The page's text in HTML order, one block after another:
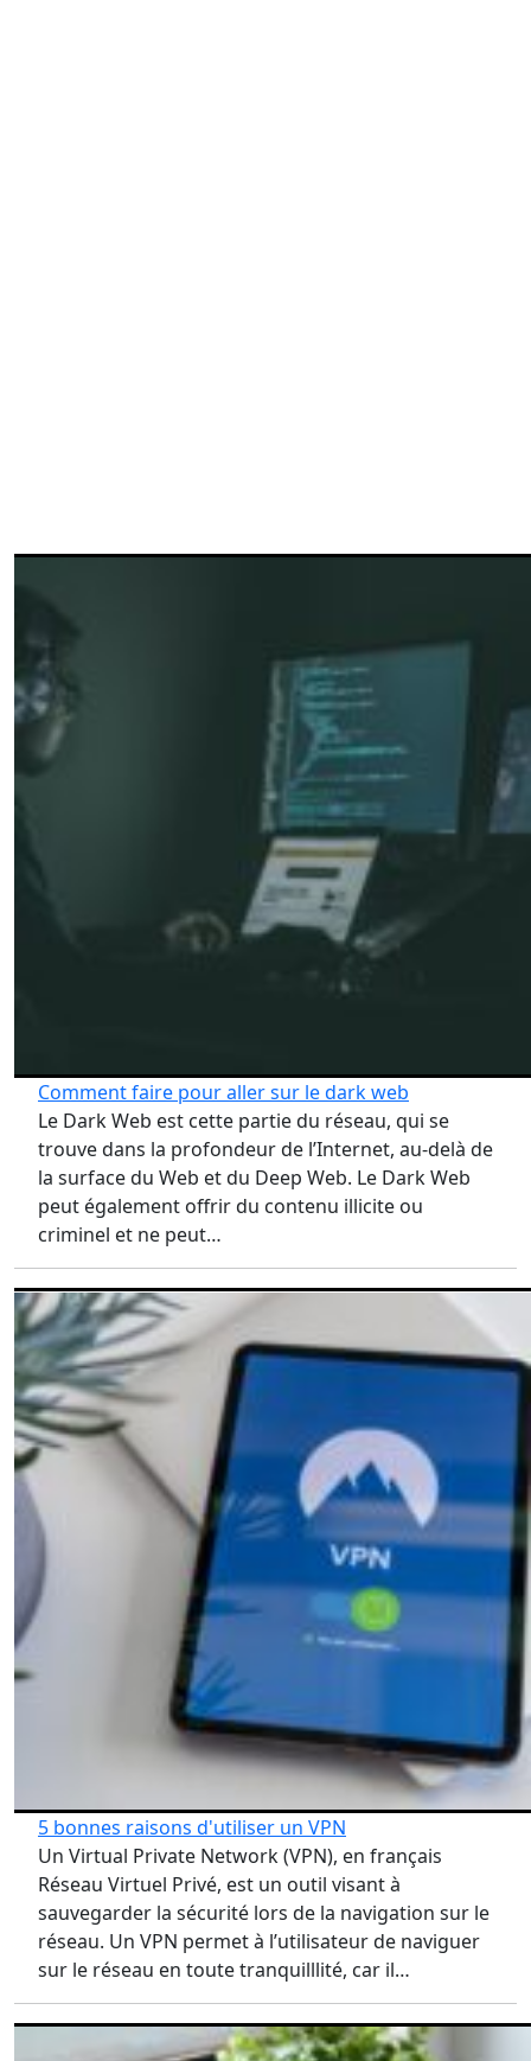
Comment faire pour aller sur le dark web
Le Dark Web est cette partie du réseau, qui se
trouve dans la profondeur de l’Internet, au-delà de
la surface du Web et du Deep Web. Le Dark Web
peut également offrir du contenu illicite ou
criminel et ne peut…
5 bonnes raisons d'utiliser un VPN
Un Virtual Private Network (VPN), en français
Réseau Virtuel Privé, est un outil visant à
sauvegarder la sécurité lors de la navigation sur le
réseau. Un VPN permet à l’utilisateur de naviguer
sur le réseau en toute tranquilllité, car il…